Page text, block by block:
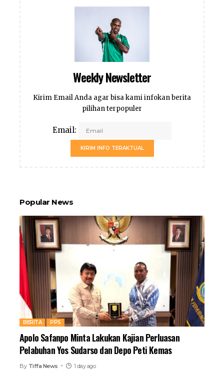
Weekly Newsletter
Kirim Email Anda agar bisa kami infokan berita
pilihan terpopuler
Email:
KIRIM INFO TERAKTUAL
Popular News
BERITA PPS
Apolo Safanpo Minta Lakukan Kajian Perluasan
Pelabuhan Yos Sudarso dan Depo Peti Kemas
By Tiffa News 1 day ago